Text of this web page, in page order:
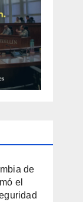
de
el